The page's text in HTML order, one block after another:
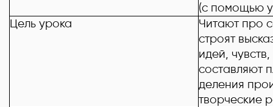
(с помощью
Цель урока
Читают про
строят
идей,
составляют
деления
творческие